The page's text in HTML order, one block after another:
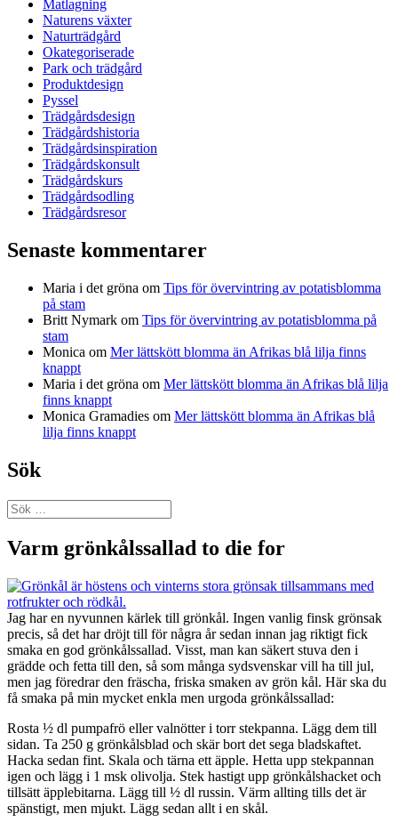
Matlagning
Naturens växter
Naturträdgård
Okategoriserade
Park och trädgård
Produktdesign
Pyssel
Trädgårdsdesign
Trädgårdshistoria
Trädgårdsinspiration
Trädgårdskonsult
Trädgårdskurs
Trädgårdsodling
Trädgårdsresor
Senaste kommentarer
Maria i det gröna om Tips för övervintring av potatisblomma
på stam
Britt Nymark om Tips för övervintring av potatisblomma på
stam
Monica om Mer lättskött blomma än Afrikas blå lilja finns
knappt
Maria i det gröna om Mer lättskött blomma än Afrikas blå lilja
finns knappt
Monica Gramadies om Mer lättskött blomma än Afrikas blå
lilja finns knappt
Sök
Sök
efter:
Varm grönkålssallad to die for
Jag har en nyvunnen kärlek till grönkål. Ingen vanlig finsk grönsak
precis, så det har dröjt till för några år sedan innan jag riktigt fick
smaka en god grönkålssallad. Visst, man kan säkert stuva den i
grädde och fetta till den, så som många sydsvenskar vill ha till jul,
men jag föredrar den fräscha, friska smaken av grön kål. Här ska du
få smaka på min mycket enkla men urgoda grönkålssallad:
Rosta ½ dl pumpafrö eller valnötter i torr stekpanna. Lägg dem till
sidan. Ta 250 g grönkålsblad och skär bort det sega bladskaftet.
Hacka sedan fint. Skala och tärna ett äpple. Hetta upp stekpannan
igen och lägg i 1 msk olivolja. Stek hastigt upp grönkålshacket och
tillsätt äpplebitarna. Lägg till ½ dl russin. Värm allting tills det är
spänstigt, men mjukt. Lägg sedan allt i en skål.